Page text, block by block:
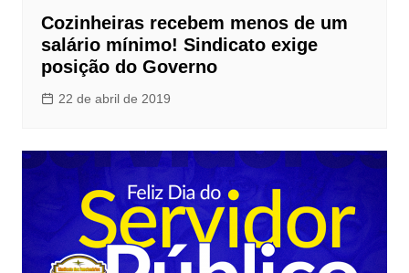
Cozinheiras recebem menos de um
salário mínimo! Sindicato exige
posição do Governo
22 de abril de 2019